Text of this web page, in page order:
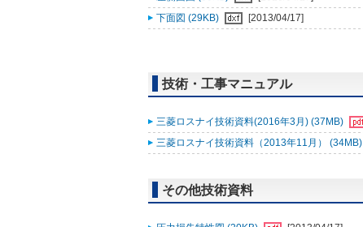
下面図 (29KB)
[2013/04/17]
技術・工事マニュアル
三菱ロスナイ技術資料(2016年3月) (37MB)
三菱ロスナイ技術資料（2013年11月） (34MB)
その他技術資料